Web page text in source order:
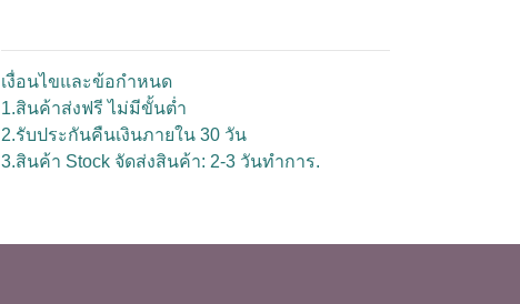
เงื่อนไขและข้อกำหนด
1.สินค้าส่งฟรี ไม่มีขั้นต่ำ
2.รับประกันคืนเงินภายใน 30 วัน
3.สินค้า Stock จัดส่งสินค้า: 2-3 วันทำการ.